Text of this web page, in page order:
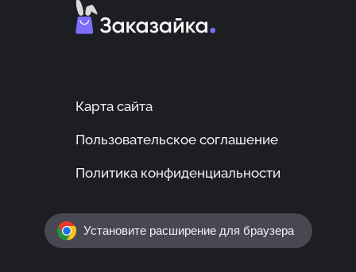
Карта сайта
Пользовательское соглашение
Политика конфиденциальности
Установите расширение для браузера